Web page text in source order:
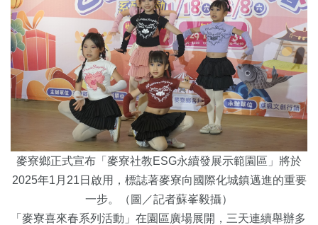
麥寮鄉正式宣布「麥寮社教ESG永續發展示範園區」將於
2025年1月21日啟用，標誌著麥寮向國際化城鎮邁進的重要
一步。（圖／記者蘇峯毅攝）
「麥寮喜來春系列活動」在園區廣場展開，三天連續舉辦多